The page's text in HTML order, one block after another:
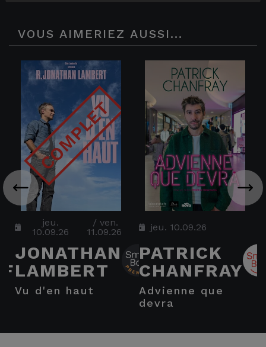
VOUS AIMERIEZ AUSSI...
jeu.
10.09.26
/ven.
11.09.26
JONATHAN
LAMBERT
vu d'en haut
jeu. 10.09.26
PATRICK
CHANFRAY
advienne que
devra